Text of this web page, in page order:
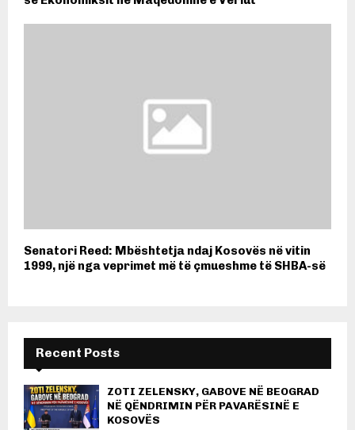
Senatori Reed: Mbështetja ndaj Kosovës në vitin
1999, një nga veprimet më të çmueshme të SHBA-së
Recent Posts
ZOTI ZELENSKY, GABOVE NË BEOGRAD
NË QËNDRIMIN PËR PAVARËSINË E
KOSOVËS